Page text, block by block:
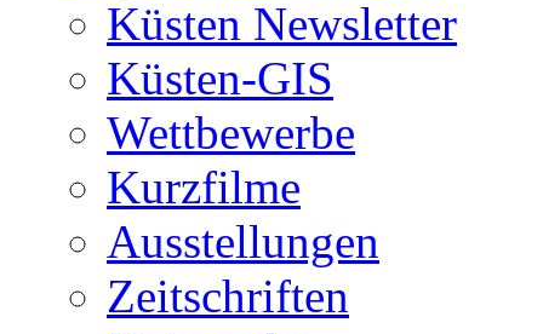
Küsten Newsletter
Küsten-GIS
Wettbewerbe
Kurzfilme
Ausstellungen
Zeitschriften